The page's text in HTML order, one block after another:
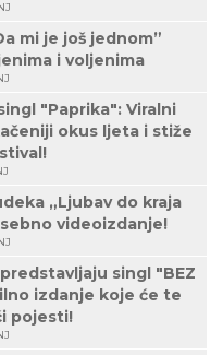
mi je još jednom”
i voljenima
"Paprika": Viralni
okus ljeta i stiže
„Ljubav do kraja
videoizdanje!
singl "BEZ
izdanje koje će te
pojesti!